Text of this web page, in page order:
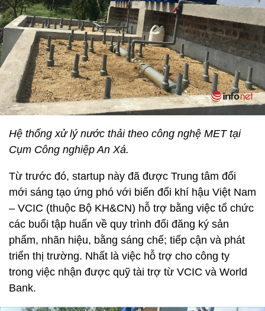
Hệ thống xử lý nước thải theo công nghệ MET tại
Cụm Công nghiệp An Xá.
Từ trước đó, startup này đã được Trung tâm đổi
mới sáng tạo ứng phó với biến đổi khí hậu Việt Nam
– VCIC (thuộc Bộ KH&CN) hỗ trợ bằng việc tổ chức
các buổi tập huấn về quy trình đối đăng ký sản
phẩm, nhãn hiệu, bằng sáng chế; tiếp cận và phát
triển thị trường. Nhất là việc hỗ trợ cho công ty
trong việc nhận được quỹ tài trợ từ VCIC và World
Bank.